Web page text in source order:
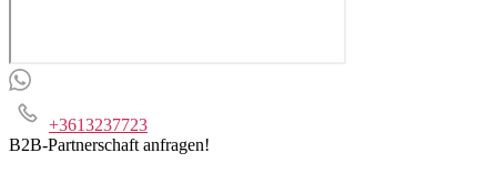
+3613237723
B2B-Partnerschaft anfragen!